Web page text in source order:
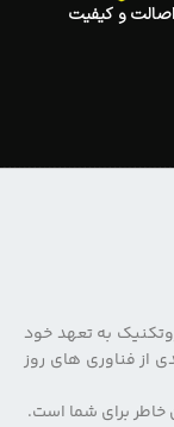
اصالت و کیفیت
به تعهد خود
از فناوری های روز
برای شما است.